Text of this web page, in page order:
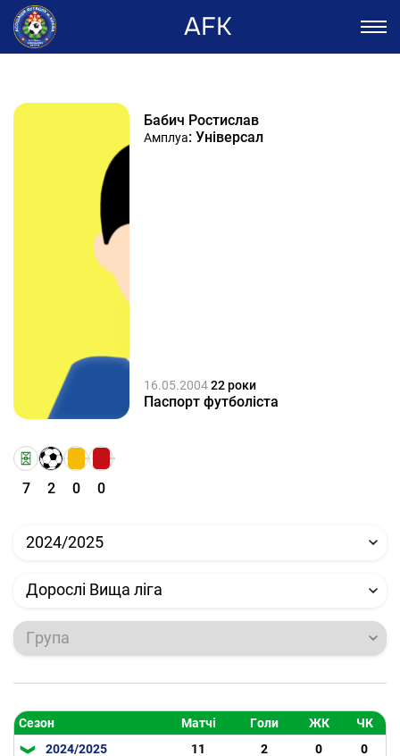
AFK
Бабич Ростислав
Амплуа: Універсал
16.05.200422 роки
Паспорт футболіста
7 2 0 0
2024/2025
Дорослі Вища ліга
Група
Сезон Матчі Голи ЖК
ЧК
2024/2025
11 2 0
0